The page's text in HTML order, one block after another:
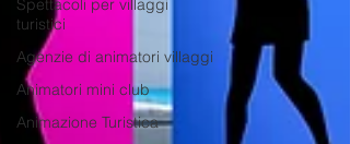
Spettacoli per villaggi
turistici
Agenzie di animatori villaggi
Animatori mini club
Animazione Turistica